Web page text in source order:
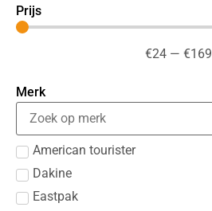
Prijs
€24 — €169
Merk
American tourister
Dakine
Eastpak